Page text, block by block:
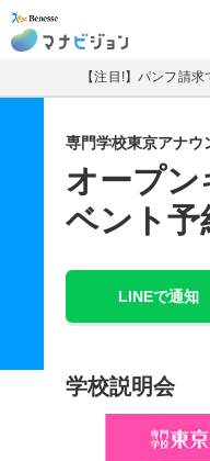
マナビジョン
【注目!】パンフ請
専門学校東京アナウ
オープン
ベント予
LINEで通知
学校説明会